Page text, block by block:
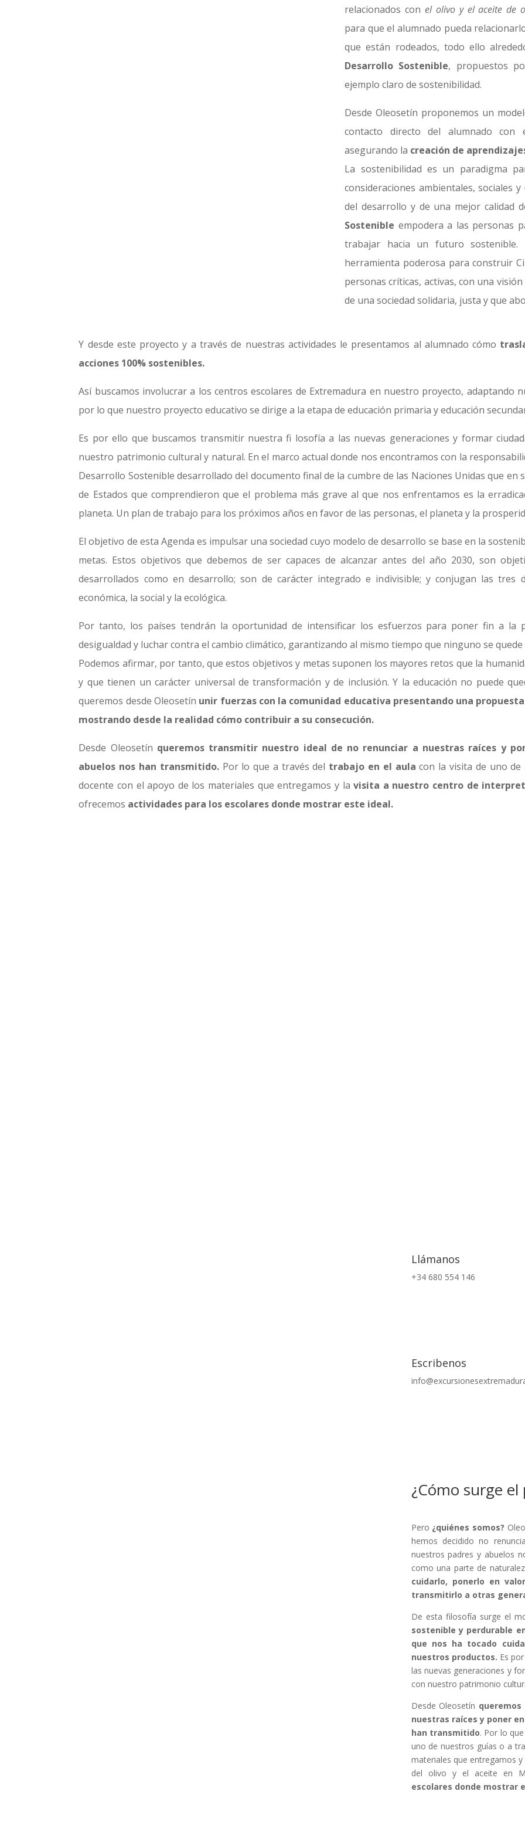
relacionados con el olivo y el aceite de
para que el alumnado pueda
que están rodeados, todo ello
Desarrollo Sostenible, propuestos
ejemplo claro de sostenibilidad.
Desde Oleosetín proponemos un
contacto directo del alumnado
asegurando la creación de
La sostenibilidad es un paradigma
consideraciones ambientales, sociales
del desarrollo y de una mejor calidad
Sostenible empodera a las personas
trabajar hacia un futuro
herramienta poderosa para construir
personas críticas, activas, con una
de una sociedad solidaria, justa y que
Y desde este proyecto y a través de nuestras actividades le presentamos al alumnado cómo
acciones 100% sostenibles.
Así buscamos involucrar a los centros escolares de Extremadura en nuestro proyecto, adaptando
por lo que nuestro proyecto educativo se dirige a la etapa de educación primaria y educación
Es por ello que buscamos transmitir nuestra fi losofía a las nuevas generaciones y formar
nuestro patrimonio cultural y natural. En el marco actual donde nos encontramos con la
Desarrollo Sostenible desarrollado del documento final de la cumbre de las Naciones Unidas que
de Estados que comprendieron que el problema más grave al que nos enfrentamos es la
planeta. Un plan de trabajo para los próximos años en favor de las personas, el planeta y la
El objetivo de esta Agenda es impulsar una sociedad cuyo modelo de desarrollo se base en la
metas. Estos objetivos que debemos de ser capaces de alcanzar antes del año 2030, son
desarrollados como en desarrollo; son de carácter integrado e indivisible; y conjugan las tres
económica, la social y la ecológica.
Por tanto, los países tendrán la oportunidad de intensificar los esfuerzos para poner fin a la
desigualdad y luchar contra el cambio climático, garantizando al mismo tiempo que ninguno se quede
Podemos afirmar, por tanto, que estos objetivos y metas suponen los mayores retos que la
y que tienen un carácter universal de transformación y de inclusión. Y la educación no puede
queremos desde Oleosetín unir fuerzas con la comunidad educativa presentando una
mostrando desde la realidad cómo contribuir a su consecución.
Desde Oleosetín queremos transmitir nuestro ideal de no renunciar a nuestras raíces y
abuelos nos han transmitido.Por lo que a través del trabajo en el aula con la visita de uno
docente con el apoyo de los materiales que entregamos y lavisita a nuestro centro de
ofrecemos actividades para los escolares donde mostrar este ideal.
Llámanos
+34 680 554 146
Escribenos
¿Cómo surge el
Pero ¿quiénes somos?
hemos decidido no
nuestros padres y abuelos
como una parte de
cuidarlo, ponerlo en
transmitirlo a otras
De esta filosofía surge el
sostenible y perdurable
que nos ha tocado
nuestros productos. Es
las nuevas generaciones y
con nuestro patrimonio
Desde Oleosetín
nuestras raíces y poner
han transmitido. Por lo
uno de nuestros guías o a
materiales que entregamos y
del olivo y el aceite en
escolares donde mostrar